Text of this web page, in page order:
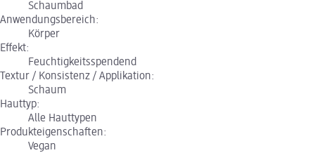
Schaumbad
Anwendungsbereich:
Körper
Effekt:
Feuchtigkeitsspendend
Textur / Konsistenz / Applikation:
Schaum
Hauttyp:
Alle Hauttypen
Produkteigenschaften:
Vegan